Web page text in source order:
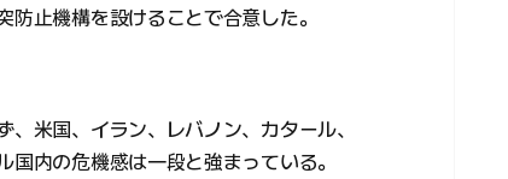
止機構を設けることで合意した。
米国、イラン、レバノン、カタール、
内の危機感は一段と強まっている。